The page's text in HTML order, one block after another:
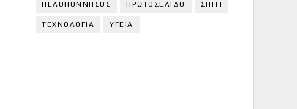
ΠΕΛΟΠΟΝΝΗΣΟΣ ΠΡΩΤΟΣΕΛΙΔΟ ΣΠΙΤΙ
ΤΕΧΝΟΛΟΓΙΑ ΥΓΕΙΑ